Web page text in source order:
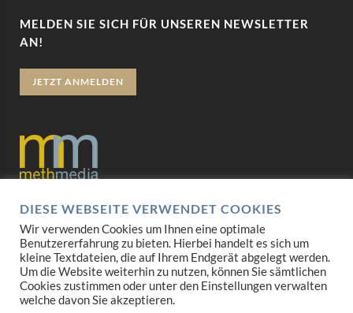
MELDEN SIE SICH FÜR UNSEREN NEWSLETTER
AN!
JETZT ANMELDEN
Datenschutz
Impressum
AGB
Mediadaten
DIESE WEBSEITE VERWENDET COOKIES
Wir verwenden Cookies um Ihnen eine optimale
Benutzererfahrung zu bieten. Hierbei handelt es sich um
kleine Textdateien, die auf Ihrem Endgerät abgelegt werden.
Um die Website weiterhin zu nutzen, können Sie sämtlichen
Cookies zustimmen oder unter den Einstellungen verwalten
welche davon Sie akzeptieren.